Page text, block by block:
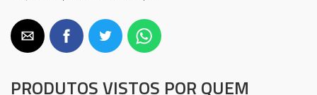
PRODUTOS VISTOS POR QUEM